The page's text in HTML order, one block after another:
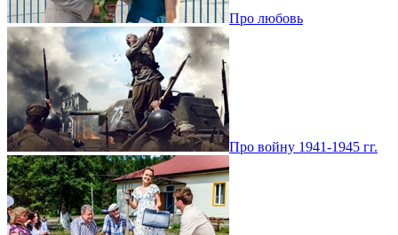
Про любовь
Про войну 1941-1945 гг.